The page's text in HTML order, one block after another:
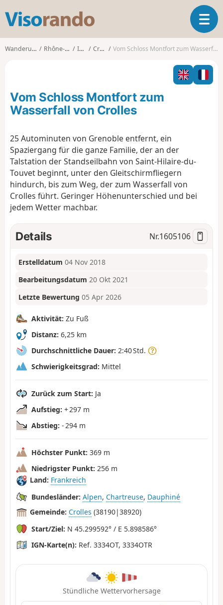
s
o
o
T
o
l
n
Wanderungen Rhône-Alpes Isère Crolles Vom Schloss Montfort zum Wasserfall von Crolles
Vom Schloss Montfort zum
Wasserfall von Crolles
25 Autominuten von Grenoble entfernt, ein
Spaziergang für die ganze Familie, der an der
Talstation der Standseilbahn von Saint-Hilaire-du-
Touvet beginnt, unter den Gleitschirmfliegern
hindurch, bis zum Weg, der zum Wasserfall von
Crolles führt. Geringer Höhenunterschied und bei
jedem Wetter machbar.
Details Nr.1605106
Erstelldatum 04 Nov 2018
Bearbeitungsdatum 20 Okt 2021
Letzte Bewertung 05 Apr 2026
Aktivität: Zu Fuß
Distanz: 6,25 km
Durchschnittliche Dauer: 2:40 Std.
Schwierigkeitsgrad: Mittel
Zurück zum Start: Ja
Aufstieg: + 297 m
Abstieg: - 294 m
Höchster Punkt: 369 m
Niedrigster Punkt: 256 m
Land: Frankreich
Bundesländer: Alpen, Chartreuse, Dauphiné
Gemeinde: Crolles (38190|38920)
Start/Ziel: N 45.299592° / E 5.898586°
IGN-Karte(n): Ref. 3334OT, 3334OTR
Stündliche Wettervorhersage